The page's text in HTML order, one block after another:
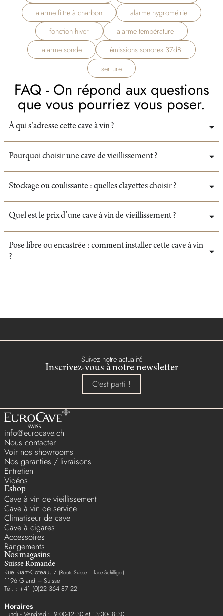
alarme filtre à charbon
alarme hygrométrie
fonction hiver
alarme température
alarme sonde
émissions sonores 37dB
serrure
FAQ - On répond aux questions
que vous pourriez vous poser.
À qui s’adresse cette cave à vin ?
Pourquoi choisir une cave de vieillissement ?
Stockage ou coulissante : quelles clayettes choisir ?
Quel est le prix d’une cave à vin de vieillissement ?
Pose libre ou encastrée : comment installer cette cave à vin
?
Suivez notre actualité
Inscrivez-vous à notre newsletter
C'est parti !
info@eurocave.ch
Nous contacter
Voir nos showrooms
Nos garanties / livraisons
Entretien
Vidéos
Eshop
Cave à vin de vieillissement
Cave à vin de service
Climatiseur de cave
Cave à cigares
Accessoires
Rangements
Nos magasins
Suisse Romande
Rue Riant-Coteau, 7 (Route Suisse – face Schilliger)
1196 Gland – Suisse
Tél. : +41 (0)22 364 87 22
Horaires
Lundi - Vendredi: 9:00-12:30 et 13:30-18:30